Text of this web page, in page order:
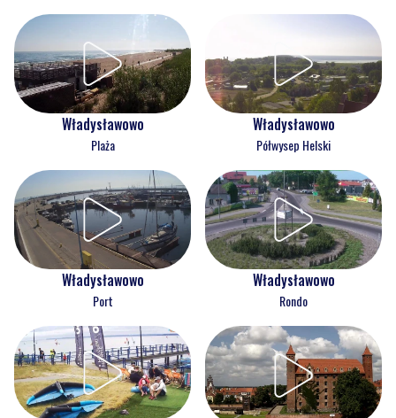
Władysławowo
Plaża
Władysławowo
Półwysep Helski
Władysławowo
Port
Władysławowo
Rondo